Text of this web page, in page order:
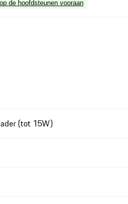
de hoofdsteunen vooraan
(tot 15W)